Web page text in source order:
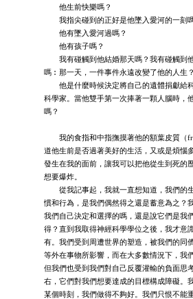
他生前快樂嗎？
我指尖碰到的正好是他墜入愛河的一刻
他有墜入愛河過嗎？
他有孩子嗎？
我有碰觸到他結婚那天嗎？我有碰觸到
嗎︰那一天，一件事件永遠改變了他的人生？
他是什麼時候決定將自己的遺體捐獻給
科學家。當他雙手第一次捧著一顆人腦時，
嗎？
我的食指和中指撫摸著他的額葉皮質（
道他生前是否過著美好的生活，又或是煩惱
發生在我的面前，讓我可以把他從生到死的
想要爆炸。
從我記事起，我就一直想知道，我們的
慣和行為，是我們偶然得之還是蓄意為之？
我們自己決定和選擇的嗎，還是說它們是我
得？直到我取得神經科學學位之後，我才意
有。我們受到周遭世界的塑造，被我們的同
等外在事物所影響，而在大多數情況下，我
但我們也受到我們對自己反覆灌輸的負面思
右，它們對我們想要達成的目標構成障礙。
某個時刻，我們做得不夠好。我們只恨不能